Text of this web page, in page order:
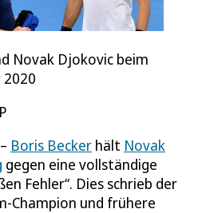
Novak Djokovic beim
2020
– Boris Becker hält Novak
gegen eine vollständige
Fehler“. Dies schrieb der
Champion und frühere